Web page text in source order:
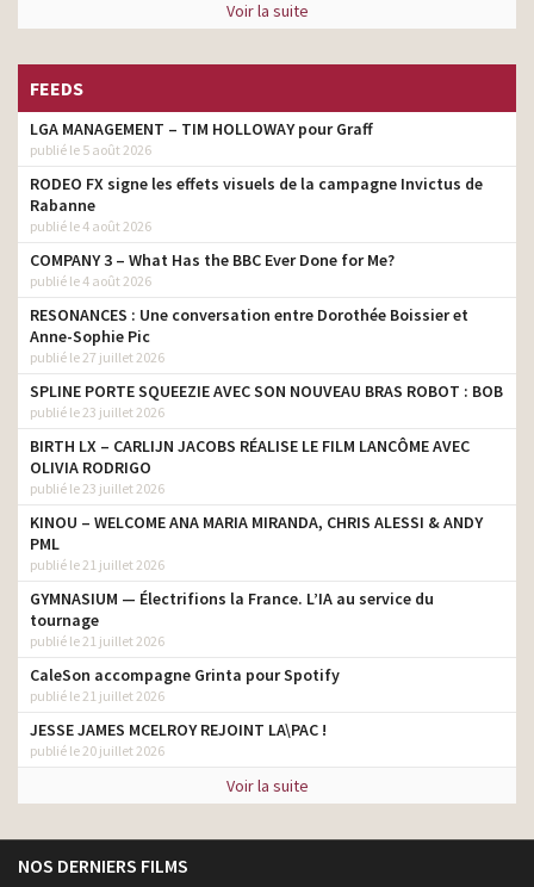
Voir la suite
FEEDS
LGA MANAGEMENT – TIM HOLLOWAY pour Graff
publié le 5 août 2026
RODEO FX signe les effets visuels de la campagne Invictus de
Rabanne
publié le 4 août 2026
COMPANY 3 – What Has the BBC Ever Done for Me?
publié le 4 août 2026
RESONANCES : Une conversation entre Dorothée Boissier et
Anne-Sophie Pic
publié le 27 juillet 2026
SPLINE PORTE SQUEEZIE AVEC SON NOUVEAU BRAS ROBOT : BOB
publié le 23 juillet 2026
BIRTH LX – CARLIJN JACOBS RÉALISE LE FILM LANCÔME AVEC
OLIVIA RODRIGO
publié le 23 juillet 2026
KINOU – WELCOME ANA MARIA MIRANDA, CHRIS ALESSI & ANDY
PML
publié le 21 juillet 2026
GYMNASIUM — Électrifions la France. L’IA au service du
tournage
publié le 21 juillet 2026
CaleSon accompagne Grinta pour Spotify
publié le 21 juillet 2026
JESSE JAMES MCELROY REJOINT LA\PAC !
publié le 20 juillet 2026
Voir la suite
NOS DERNIERS FILMS